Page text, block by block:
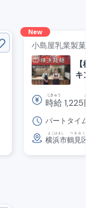
New
小島屋乳業製
キ
時給
じきゅう
1,225
パートタイ
横浜市
よこはまし
鶴見
つるみく